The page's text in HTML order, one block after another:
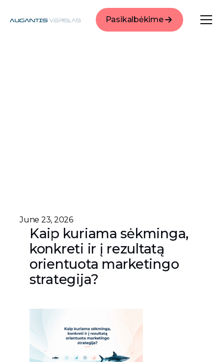
Pasikalbėkime
June 23, 2026
Kaip kuriama sėkminga,
konkreti ir į rezultatą
orientuota marketingo
strategija?